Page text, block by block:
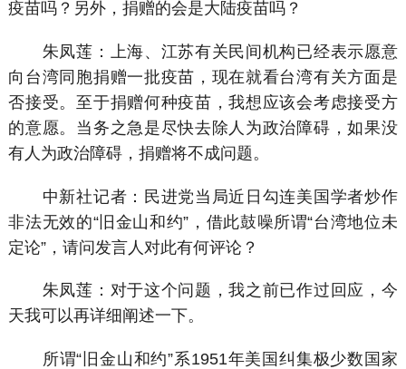
疫苗吗？另外，捐赠的会是大陆疫苗吗？
朱凤莲：上海、江苏有关民间机构已经表示愿意
向台湾同胞捐赠一批疫苗，现在就看台湾有关方面是
否接受。至于捐赠何种疫苗，我想应该会考虑接受方
的意愿。当务之急是尽快去除人为政治障碍，如果没
有人为政治障碍，捐赠将不成问题。
中新社记者：民进党当局近日勾连美国学者炒作
非法无效的“旧金山和约”，借此鼓噪所谓“台湾地位未
定论”，请问发言人对此有何评论？
朱凤莲：对于这个问题，我之前已作过回应，今
天我可以再详细阐述一下。
所谓“旧金山和约”系1951年美国纠集极少数国家